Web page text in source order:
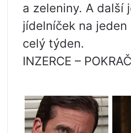
a zeleniny. A další
jídelníček na
celý týden.
INZERCE –